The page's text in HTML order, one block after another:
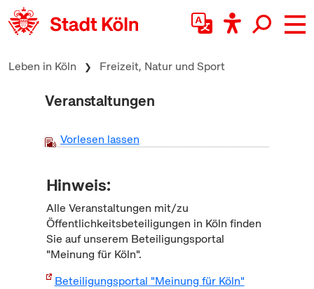
zum Inhalt springen
Leben in Köln Freizeit, Natur und Sport
Veranstaltungen
Vorlesen lassen
Hinweis:
Alle Veranstaltungen mit/zu
Öffentlichkeitsbeteiligungen in Köln finden
Sie auf unserem Beteiligungsportal
"Meinung für Köln".
Beteiligungsportal "Meinung für Köln"